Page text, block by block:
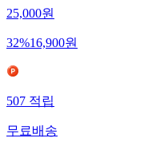
25,000원
32%16,900원
507적립
무료배송